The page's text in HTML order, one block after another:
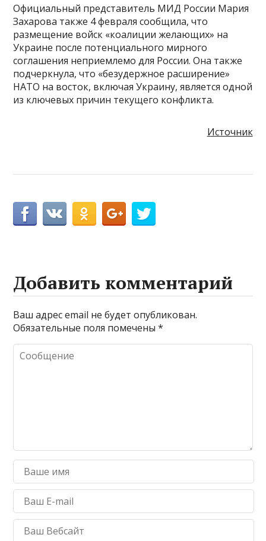
Официальный представитель МИД России Мария
Захарова также 4 февраля сообщила, что
размещение войск «коалиции желающих» на
Украине после потенциального мирного
соглашения неприемлемо для России. Она также
подчеркнула, что «безудержное расширение»
НАТО на восток, включая Украину, является одной
из ключевых причин текущего конфликта.
Источник
Добавить комментарий
Ваш адрес email не будет опубликован.
Обязательные поля помечены*